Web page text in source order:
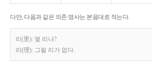
다만, 다음과 같은 의존 명사는 본음대로 적는다.
리(里): 몇 리냐?
리(理): 그럴 리가 없다.